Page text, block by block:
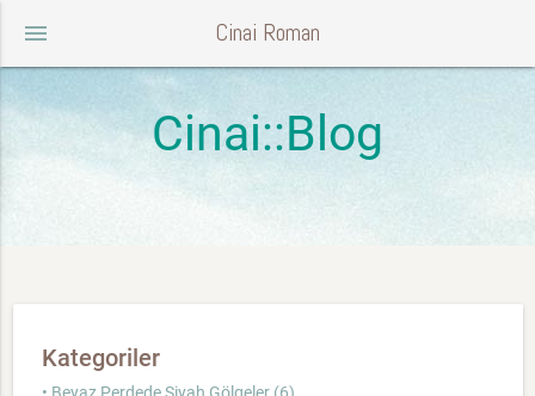
menu Cinai Roman
Cinai::Blog
Kategoriler